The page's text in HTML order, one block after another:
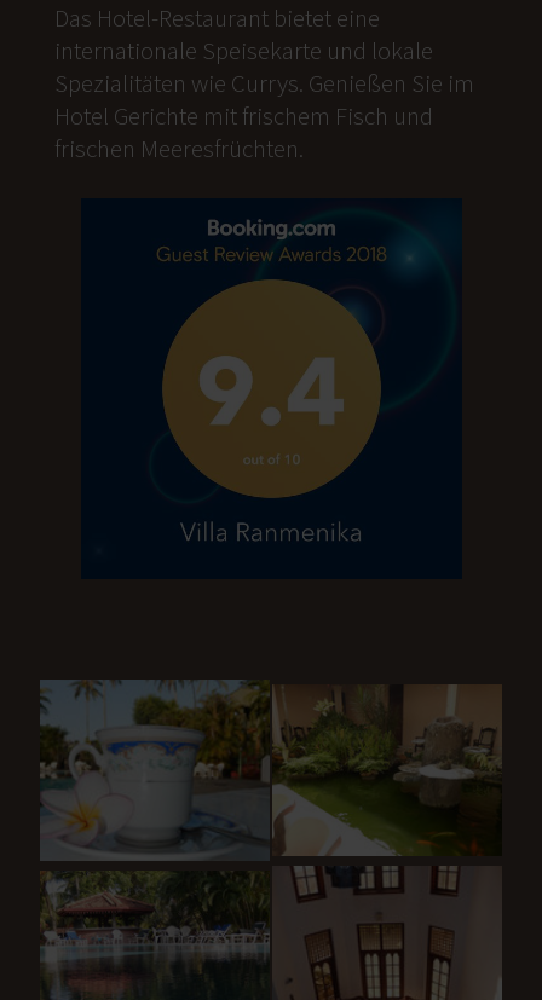
Das Hotel-Restaurant bietet eine
internationale Speisekarte und lokale
Spezialitäten wie Currys. Genießen Sie im
Hotel Gerichte mit frischem Fisch und
frischen Meeresfrüchten.